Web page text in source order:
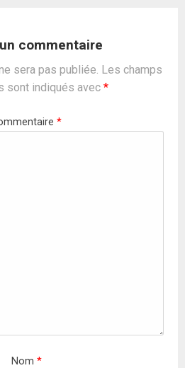
commentaire
sera pas publiée. Les champs
sont indiqués avec *
*
Nom *